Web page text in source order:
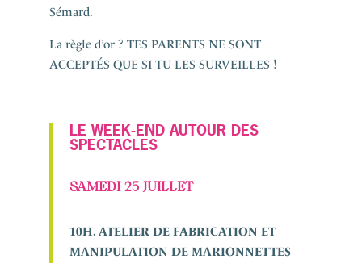
Sémard.
La règle d’or ? TES PARENTS NE SONT
ACCEPTÉS QUE SI TU LES SURVEILLES !
LE WEEK-END AUTOUR DES
SPECTACLES
SAMEDI 25 JUILLET
10H. ATELIER DE FABRICATION ET
MANIPULATION DE MARIONNETTES